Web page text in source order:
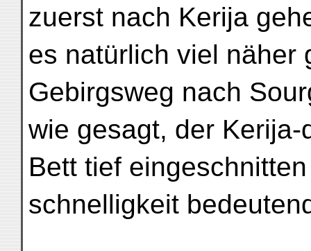
zuerst nach Kerija
es natürlich viel näher
Gebirgsweg nach
wie gesagt, der
Bett tief
schnelligkeit